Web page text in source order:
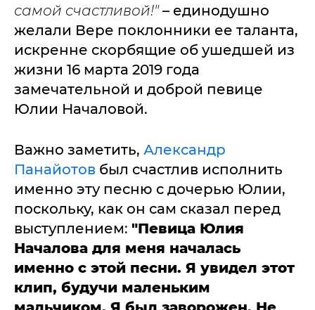
самой счастливой!"– единодушно
желали Вере поклонники ее таланта,
искренне скорбящие об ушедшей из
жизни 16 марта 2019 года
замечательной и доброй певице
Юлии Началовой.
Важно заметить, Александр
Панайотов был счастлив исполнить
именно эту песню с дочерью Юлии,
поскольку, как он сам сказал перед
выступлением: "Певица Юлия
Началова для меня началась
именно с этой песни. Я увидел этот
клип, будучи маленьким